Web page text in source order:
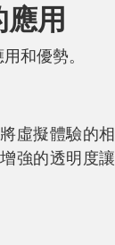
用
和優勢。
虛擬體驗的相
強的透明度讓